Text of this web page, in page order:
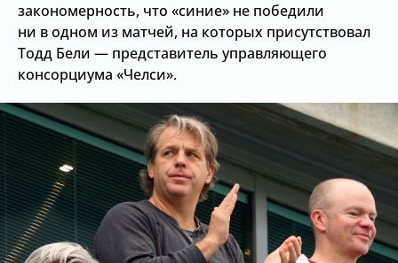
закономерность, что «синие» не победили
ни в одном из матчей, на которых присутствовал
Тодд Бели — представитель управляющего
консорциума «Челси».